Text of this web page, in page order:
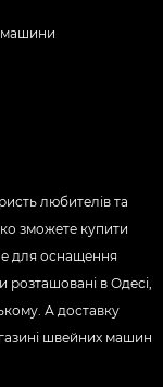
машини
любителів та
зможете купити
для оснащення
в Одесі,
А доставку
швейних машин